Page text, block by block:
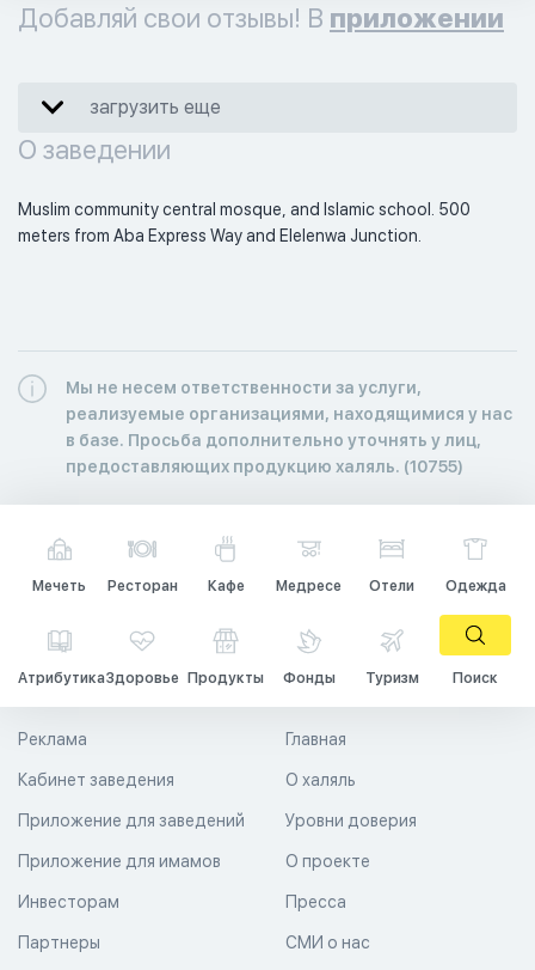
Добавляй свои отзывы! В приложении
загрузить еще
О заведении
Muslim community central mosque, and Islamic school. 500
meters from Aba Express Way and Elelenwa Junction.
Мы не несем ответственности за услуги,
реализуемые организациями, находящимися у нас
в базе. Просьба дополнительно уточнять у лиц,
предоставляющих продукцию халяль. (10755)
Мечеть Ресторан Кафе Медресе Отели Одежда
АтрибутикаЗдоровье Продукты Фонды Туризм Поиск
Главная
О халяль
Уровни доверия
Реклама
Кабинет заведения
Приложение для заведений
Приложение для имамов О проекте
Пресса
СМИ о нас
Инвесторам
Партнеры